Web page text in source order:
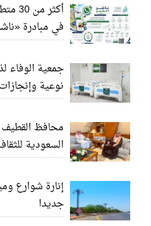
في مبادرة
جمعية الوفاء
نوعية
محافظ القطيف
السعودية
جديدا